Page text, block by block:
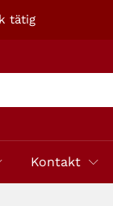
tätig
Kontakt